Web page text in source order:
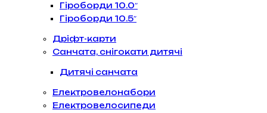
Гіроборди 10.0″
Гіроборди 10.5″
Дріфт-карти
Санчата, снігокати дитячі
Дитячі санчата
Електровелонабори
Електровелосипеди